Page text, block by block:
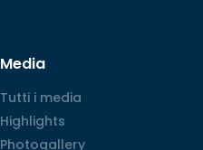
Media
Tutti i media
Tutti i media
Highlights
Highlights
Photogallery
Photogallery